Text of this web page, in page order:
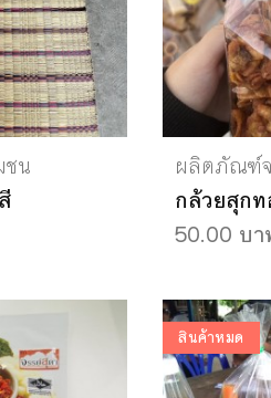
น
ผลิตภัณฑ์
กล้วยสุก
50.00 บา
สินค้าหมด